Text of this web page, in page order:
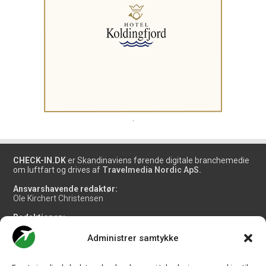
Administrer samtykke
CHECK-IN.DK er Skandinaviens førende digitale branchemedie
om luftfart og drives af Travelmedia Nordic ApS.
Ansvarshavende redaktør:
Ole Kirchert Christensen
Redaktionen:
Christian Granhøj Skouboe
Henrik Baumgarten
Danny Longhi Andreasen